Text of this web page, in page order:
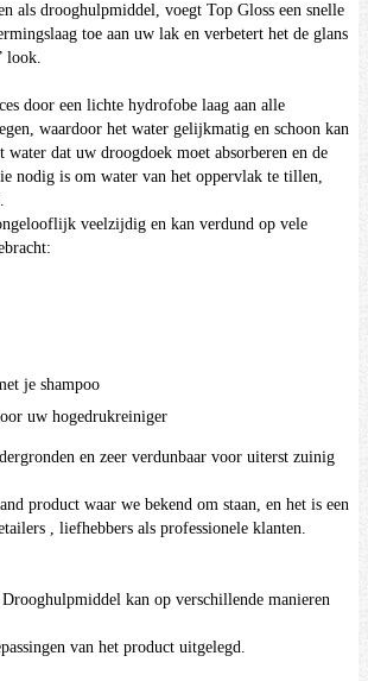
als drooghulpmiddel, voegt Top Gloss een snelle
toe aan uw lak en verbetert het de glans
look.
door een lichte hydrofobe laag aan alle
waardoor het water gelijkmatig en schoon kan
water dat uw droogdoek moet absorberen en de
nodig is om water van het oppervlak te tillen,
veelzijdig en kan verdund op vele
je shampoo
uw hogedrukreiniger
en zeer verdunbaar voor uiterst zuinig
product waar we bekend om staan, en het is een
, liefhebbers als professionele klanten.
kan op verschillende manieren
van het product uitgelegd.